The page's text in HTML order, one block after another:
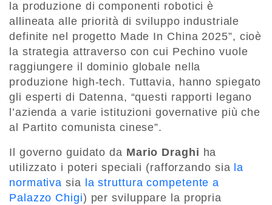
la produzione di componenti robotici è
allineata alle priorità di sviluppo industriale
definite nel progetto Made In China 2025”, cioè
la strategia attraverso con cui Pechino vuole
raggiungere il dominio globale nella
produzione high-tech. Tuttavia, hanno spiegato
gli esperti di Datenna, “questi rapporti legano
l’azienda a varie istituzioni governative più che
al Partito comunista cinese”.
Il governo guidato da Mario Draghi ha
utilizzato i poteri speciali (rafforzando sia la
normativa sia la struttura competente a
Palazzo Chigi) per sviluppare la propria